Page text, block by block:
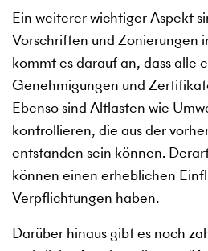
Ein weiterer wichtiger Aspekt
Vorschriften und Zonierungen
kommt es darauf an, dass alle
Genehmigungen und
Ebenso sind Altlasten wie
kontrollieren, die aus der
entstanden sein können.
können einen erheblichen
Verpflichtungen haben.
Darüber hinaus gibt es noch